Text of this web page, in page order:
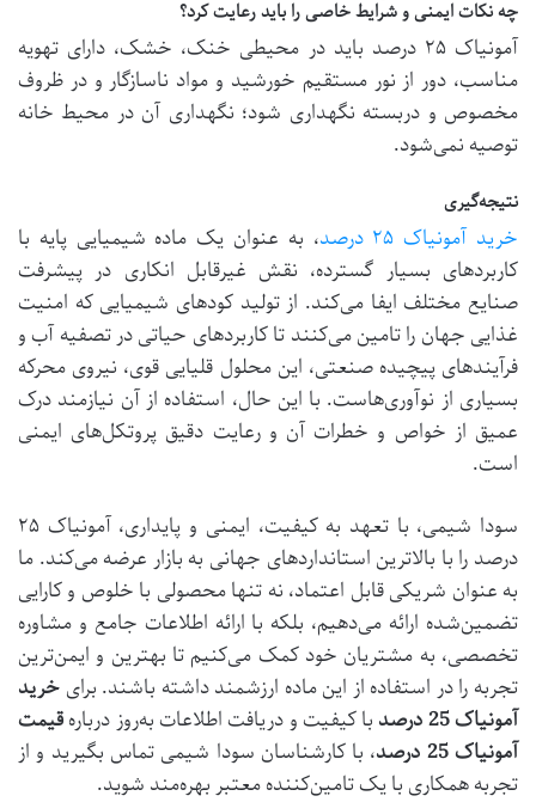
چه نکات ایمنی و شرایط خاصی را باید رعایت کرد؟
آمونیاک ۲۵ درصد باید در محیطی خنک، خشک، دارای تهویه
مناسب، دور از نور مستقیم خورشید و مواد ناسازگار و در ظروف
مخصوص و دربسته نگهداری شود؛ نگهداری آن در محیط خانه
توصیه نمی‌شود.
نتیجه‌گیری
خرید آمونیاک ۲۵ درصد
، به عنوان یک ماده شیمیایی پایه با
کاربردهای بسیار گسترده، نقش غیرقابل انکاری در پیشرفت
صنایع مختلف ایفا می‌کند. از تولید کودهای شیمیایی که امنیت
غذایی جهان را تامین می‌کنند تا کاربردهای حیاتی در تصفیه آب و
فرآیندهای پیچیده صنعتی، این محلول قلیایی قوی، نیروی محرکه
بسیاری از نوآوری‌هاست. با این حال، استفاده از آن نیازمند درک
عمیق از خواص و خطرات آن و رعایت دقیق پروتکل‌های ایمنی
است.
سودا شیمی، با تعهد به کیفیت، ایمنی و پایداری، آمونیاک ۲۵
درصد را با بالاترین استانداردهای جهانی به بازار عرضه می‌کند. ما
به عنوان شریکی قابل اعتماد، نه تنها محصولی با خلوص و کارایی
تضمین‌شده ارائه می‌دهیم، بلکه با ارائه اطلاعات جامع و مشاوره
تخصصی، به مشتریان خود کمک می‌کنیم تا بهترین و ایمن‌ترین
تجربه را در استفاده از این ماده ارزشمند داشته باشند. برای خرید
آمونیاک 25 درصد
با کیفیت و دریافت اطلاعات به‌روز دربارهقیمت
آمونیاک 25 درصد
، با کارشناسان سودا شیمی تماس بگیرید و از
تجربه همکاری با یک تامین‌کننده معتبر بهره‌مند شوید.